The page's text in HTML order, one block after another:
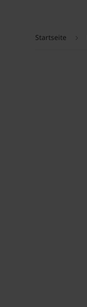
Startseite